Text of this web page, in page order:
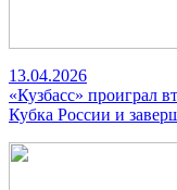
13.04.2026
«Кузбасс» проиграл
Кубка России и